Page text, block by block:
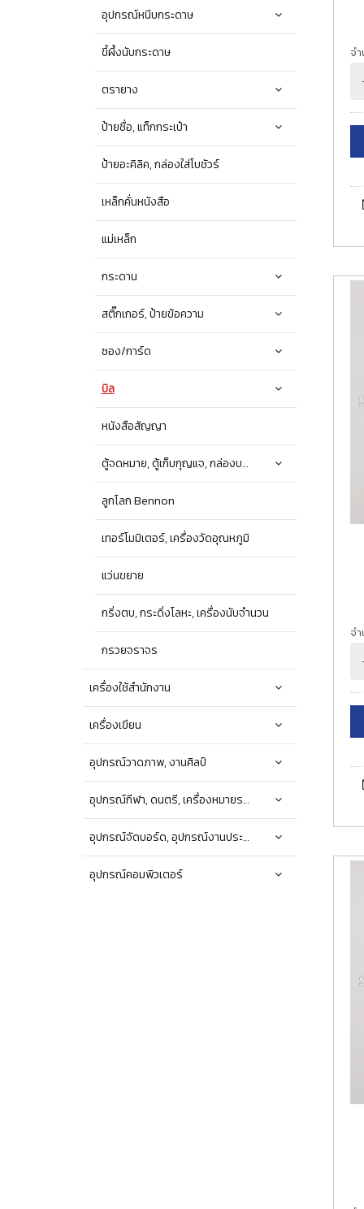
อุปกรณ์หนีบกระดาษ
ขี้ผึ้งนับกระดาษ
ตรายาง
ป้ายชื่อ, แท็กกระเป๋า
ป้ายอะคิลิค, กล่องใส่โบชัวร์
เหล็กคั่นหนังสือ
แม่เหล็ก
กระดาน
สติ๊กเกอร์, ป้ายข้อความ
ซอง/การ์ด
บิล
หนังสือสัญญา
ตู้จดหมาย, ตู้เก็บกุญแจ, กล่องบริจาค
ลูกโลก Bennon
เทอร์โมมิเตอร์, เครื่องวัดอุณหภูมิ
แว่นขยาย
กริ่งตบ, กระดิ่งโลหะ, เครื่องนับจำนวน
กรวยจราจร
เครื่องใช้สำนักงาน
เครื่องเขียน
อุปกรณ์วาดภาพ, งานศิลป์
อุปกรณ์กีฬา, ดนตรี, เครื่องหมายราชการ
อุปกรณ์จัดบอร์ด, อุปกรณ์งานประดิษฐ์, DIY, อุปกรณ์ทำความสะอาด
อุปกรณ์คอมพิวเตอร์
จ
จ